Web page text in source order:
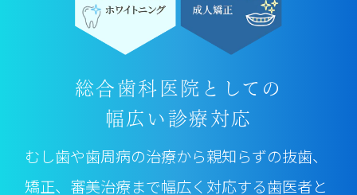
総合歯科医院としての
幅広い診療対応
むし歯や歯周病の治療から親知らずの抜歯、
矯正、審美治療まで幅広く対応する歯医者と